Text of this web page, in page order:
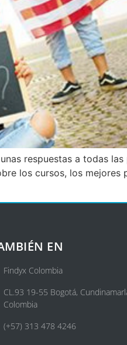
respuestas a todas
los cursos, los mejores
EN
Findyx Colombia
CL.93 19-55 Bogotá,
Colombia
(+57) 313 478 4246